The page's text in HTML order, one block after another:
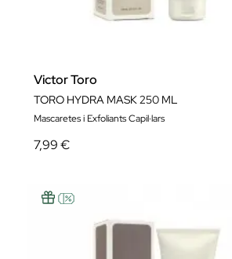
Victor Toro
TORO HYDRA MASK 250 ML
Mascaretes i Exfoliants Capil·lars
7,99 €